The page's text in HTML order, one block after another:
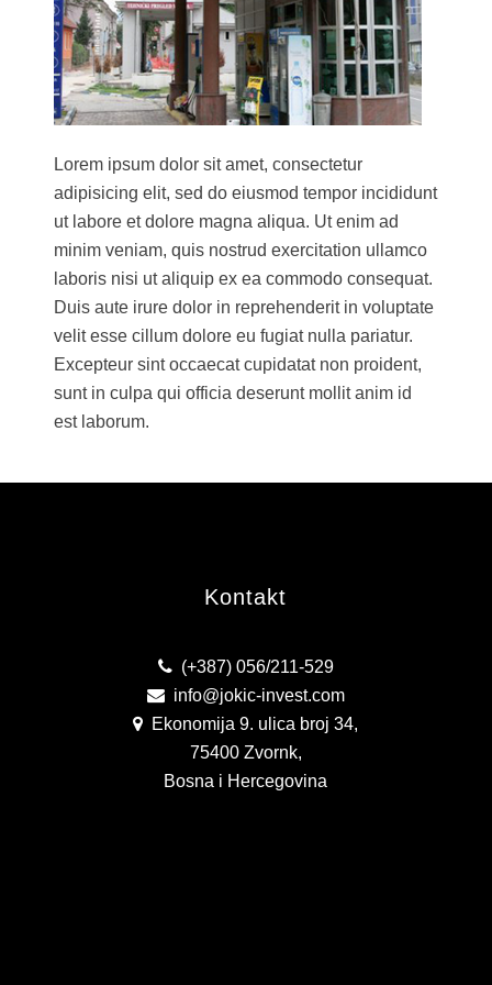
Lorem ipsum dolor sit amet, consectetur
adipisicing elit, sed do eiusmod tempor incididunt
ut labore et dolore magna aliqua. Ut enim ad
minim veniam, quis nostrud exercitation ullamco
laboris nisi ut aliquip ex ea commodo consequat.
Duis aute irure dolor in reprehenderit in voluptate
velit esse cillum dolore eu fugiat nulla pariatur.
Excepteur sint occaecat cupidatat non proident,
sunt in culpa qui officia deserunt mollit anim id
est laborum.
Kontakt
(+387) 056/211-529
info@jokic-invest.com
Ekonomija 9. ulica broj 34,
75400 Zvornk,
Bosna i Hercegovina
JOKIĆ-INVEST DOO
ZAVRŠENI PROJEKTI ISTAKNUTO
PROJEKTI U TOKU
VIDEO ZAPISI
KONTAKT
ZAPOSLENJE
KONKURSI/OGLASI ZA ZAPOŠLJAVANJE
SAMOINICIJATIVNA PRIJAVA